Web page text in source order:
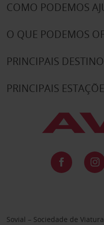
COMO PODEMOS
O QUE PODEMOS
PRINCIPAIS
PRINCIPAIS
Sovial – Sociedade de